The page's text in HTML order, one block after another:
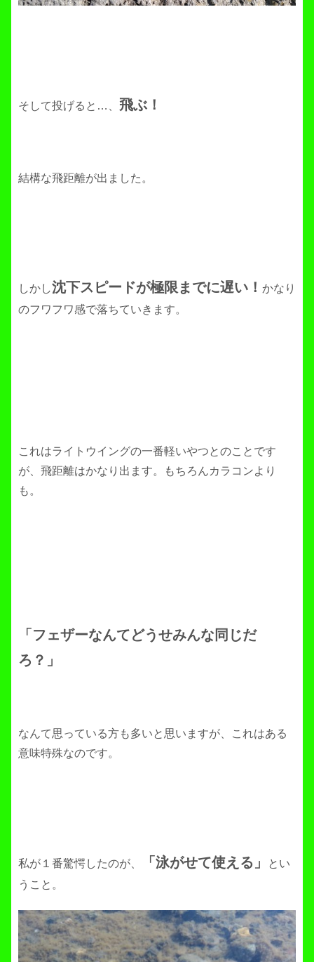
そして投げると…、 飛ぶ！
結構な飛距離が出ました。
しかし沈下スピードが極限までに遅い！ かなり
のフワフワ感で落ちていきます。
これはライトウイングの一番軽いやつとのことです
が、飛距離はかなり出ます。もちろんカラコンより
も。
「フェザーなんてどうせみんな同じだ
ろ？」
なんて思っている方も多いと思いますが、これはある
意味特殊なのです。
私が１番驚愕したのが、 「泳がせて使える」
とい
うこと。